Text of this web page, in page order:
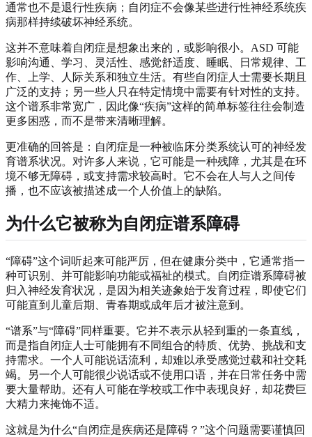
通常也不是退行性疾病；自闭症不会像某些进行性神经系统疾
病那样持续破坏神经系统。
这并不意味着自闭症是想象出来的，或影响很小。ASD 可能
影响沟通、学习、灵活性、感觉舒适度、睡眠、日常规律、工
作、上学、人际关系和独立生活。有些自闭症人士需要长期且
广泛的支持；另一些人只在特定情境中需要有针对性的支持。
这个谱系非常宽广，因此像“疾病”这样的简单标签往往会制造
更多困惑，而不是带来清晰理解。
更准确的回答是：自闭症是一种被临床分类系统认可的神经发
育谱系状况。对许多人来说，它可能是一种残障，尤其是在环
境不够无障碍，或支持需求较高时。它不会在人与人之间传
播，也不应该被描述成一个人价值上的缺陷。
为什么它被称为自闭症谱系障碍
“障碍”这个词听起来可能严厉，但在健康分类中，它通常指一
种可识别、并可能影响功能或福祉的模式。自闭症谱系障碍被
归入神经发育状况，是因为相关迹象始于发育过程，即使它们
可能直到儿童后期、青春期或成年后才被注意到。
“谱系”与“障碍”同样重要。它并不表示从轻到重的一条直线，
而是指自闭症人士可能拥有不同组合的特质、优势、挑战和支
持需求。一个人可能说话流利，却难以承受感觉过载和社交耗
竭。另一个人可能很少说话或不使用口语，并在日常任务中需
要大量帮助。还有人可能在学校或工作中表现良好，却花费巨
大精力来掩饰不适。
这就是为什么“自闭症是疾病还是障碍？”这个问题需要谨慎回